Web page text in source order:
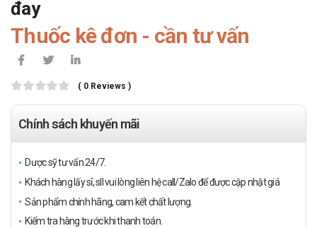
đay
Thuốc kê đơn - cần tư vấn
( 0 Reviews )
Chính sách khuyến mãi
Dược sỹ tư vấn 24/7.
Khách hàng lấy sỉ, sll vui lòng liên hệ call/Zalo để được cập nhật giá
Sản phẩm chính hãng, cam kết chất lượng.
Kiểm tra hàng trước khi thanh toán.